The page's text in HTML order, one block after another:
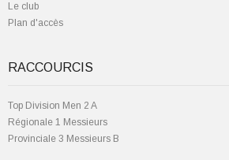
Le club
Plan d'accès
RACCOURCIS
Top Division Men 2 A
Régionale 1 Messieurs
Provinciale 3 Messieurs B